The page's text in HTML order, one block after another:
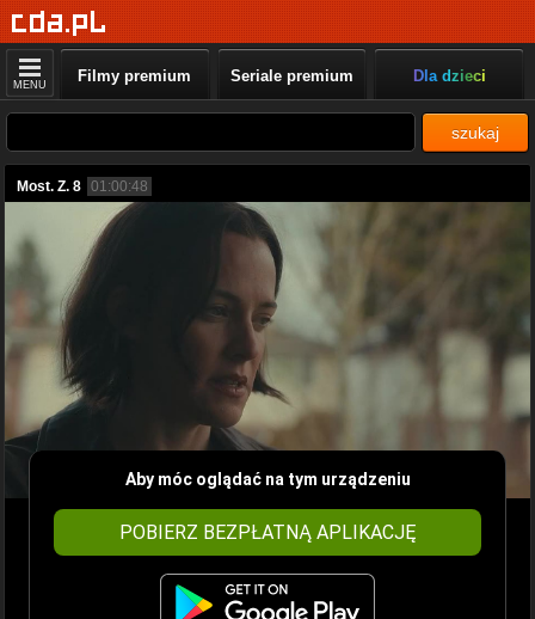
MENU Filmy premium Seriale premium Dla dzieci
szukaj
Most. Z. 8 01:00:48
Aby móc oglądać na tym urządzeniu
POBIERZ BEZPŁATNĄ APLIKACJĘ